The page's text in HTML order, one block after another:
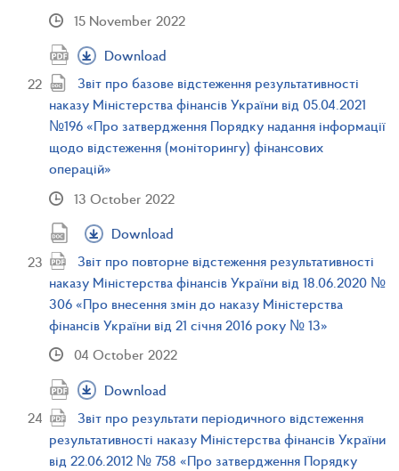
15 November 2022
Download
Звіт про базове відстеження результативності
наказу Міністерства фінансів України від 05.04.2021
№196 «Про затвердження Порядку надання інформації
щодо відстеження (моніторингу) фінансових
операцій»
13 October 2022
Download
Звіт про повторне відстеження результативності
наказу Міністерства фінансів України від 18.06.2020 №
306 «Про внесення змін до наказу Міністерства
фінансів України від 21 січня 2016 року № 13»
04 October 2022
Download
Звіт про результати періодичного відстеження
результативності наказу Міністерства фінансів України
від 22.06.2012 № 758 «Про затвердження Порядку